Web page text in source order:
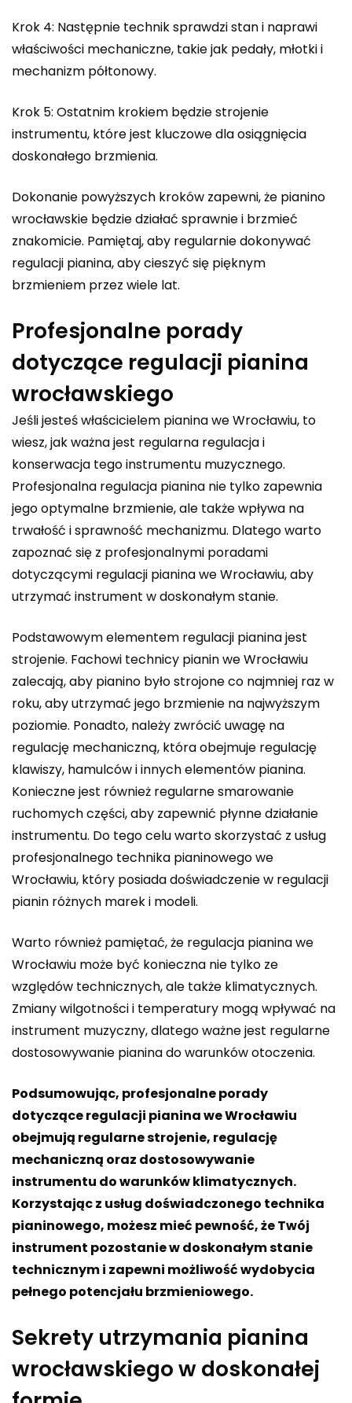
Krok 4: Następnie technik sprawdzi stan i naprawi
właściwości mechaniczne, takie jak pedały, młotki i
mechanizm półtonowy.
Krok 5: Ostatnim krokiem będzie strojenie
instrumentu, które jest kluczowe dla osiągnięcia
doskonałego brzmienia.
Dokonanie powyższych kroków zapewni, że pianino
wrocławskie będzie działać sprawnie i brzmieć
znakomicie. Pamiętaj, aby regularnie dokonywać
regulacji pianina, aby cieszyć się pięknym
brzmieniem przez wiele lat.
Profesjonalne porady
dotyczące regulacji pianina
wrocławskiego
Jeśli jesteś właścicielem pianina we Wrocławiu, to
wiesz, jak ważna jest regularna regulacja i
konserwacja tego instrumentu muzycznego.
Profesjonalna regulacja pianina nie tylko zapewnia
jego optymalne brzmienie, ale także wpływa na
trwałość i sprawność mechanizmu. Dlatego warto
zapoznać się z profesjonalnymi poradami
dotyczącymi regulacji pianina we Wrocławiu, aby
utrzymać instrument w doskonałym stanie.
Podstawowym elementem regulacji pianina jest
strojenie. Fachowi technicy pianin we Wrocławiu
zalecają, aby pianino było strojone co najmniej raz w
roku, aby utrzymać jego brzmienie na najwyższym
poziomie. Ponadto, należy zwrócić uwagę na
regulację mechaniczną, która obejmuje regulację
klawiszy, hamulców i innych elementów pianina.
Konieczne jest również regularne smarowanie
ruchomych części, aby zapewnić płynne działanie
instrumentu. Do tego celu warto skorzystać z usług
profesjonalnego technika pianinowego we
Wrocławiu, który posiada doświadczenie w regulacji
pianin różnych marek i modeli.
Warto również pamiętać, że regulacja pianina we
Wrocławiu może być konieczna nie tylko ze
względów technicznych, ale także klimatycznych.
Zmiany wilgotności i temperatury mogą wpływać na
instrument muzyczny, dlatego ważne jest regularne
dostosowywanie pianina do warunków otoczenia.
Podsumowując, profesjonalne porady
dotyczące regulacji pianina we Wrocławiu
obejmują regularne strojenie, regulację
mechaniczną oraz dostosowywanie
instrumentu do warunków klimatycznych.
Korzystając z usług doświadczonego technika
pianinowego, możesz mieć pewność, że Twój
instrument pozostanie w doskonałym stanie
technicznym i zapewni możliwość wydobycia
pełnego potencjału brzmieniowego.
Sekrety utrzymania pianina
wrocławskiego w doskonałej